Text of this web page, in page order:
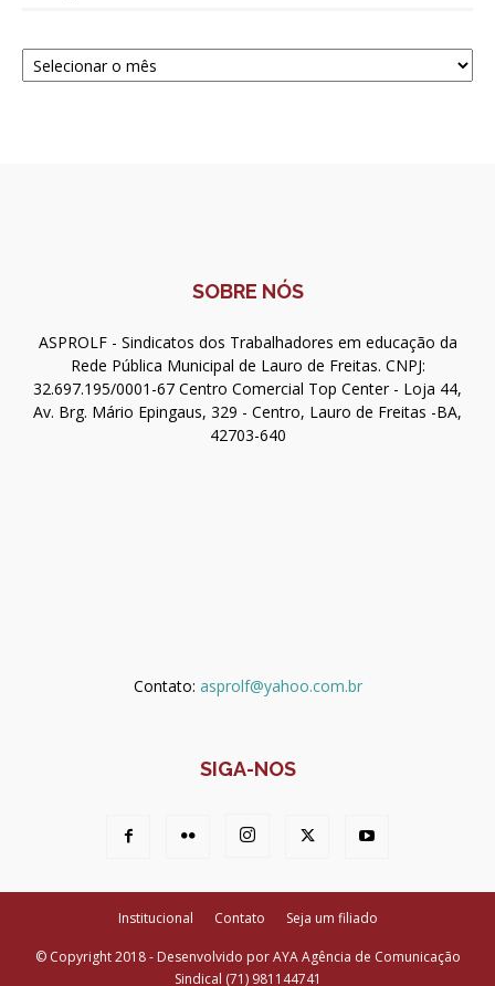
Navegue
SOBRE NÓS
ASPROLF - Sindicatos dos Trabalhadores em educação da
Rede Pública Municipal de Lauro de Freitas. CNPJ:
32.697.195/0001-67 Centro Comercial Top Center - Loja 44,
Av. Brg. Mário Epingaus, 329 - Centro, Lauro de Freitas -BA,
42703-640
Contato: asprolf@yahoo.com.br
SIGA-NOS
Institucional Contato Seja um filiado
© Copyright 2018 - Desenvolvido por AYA Agência de Comunicação
Sindical (71) 981144741